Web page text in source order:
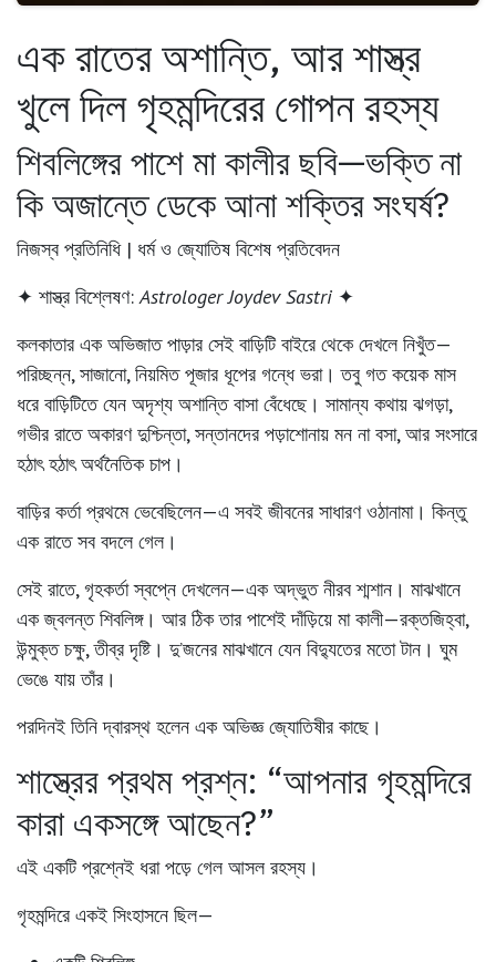
এক রাতের অশান্তি, আর শাস্ত্র
খুলে দিল গৃহমন্দিরের গোপন রহস্য
শিবলিঙ্গের পাশে মা কালীর ছবি—ভক্তি না
কি অজান্তে ডেকে আনা শক্তির সংঘর্ষ?
নিজস্ব প্রতিনিধি | ধর্ম ও জ্যোতিষ বিশেষ প্রতিবেদন
✦ শাস্ত্র বিশ্লেষণ: Astrologer Joydev Sastri ✦
কলকাতার এক অভিজাত পাড়ার সেই বাড়িটি বাইরে থেকে দেখলে নিখুঁত—
পরিচ্ছন্ন, সাজানো, নিয়মিত পূজার ধূপের গন্ধে ভরা। তবু গত কয়েক মাস
ধরে বাড়িটিতে যেন অদৃশ্য অশান্তি বাসা বেঁধেছে। সামান্য কথায় ঝগড়া,
গভীর রাতে অকারণ দুশ্চিন্তা, সন্তানদের পড়াশোনায় মন না বসা, আর সংসারে
হঠাৎ হঠাৎ অর্থনৈতিক চাপ।
বাড়ির কর্তা প্রথমে ভেবেছিলেন—এ সবই জীবনের সাধারণ ওঠানামা। কিন্তু
এক রাতে সব বদলে গেল।
সেই রাতে, গৃহকর্তা স্বপ্নে দেখলেন—এক অদ্ভুত নীরব শ্মশান। মাঝখানে
এক জ্বলন্ত শিবলিঙ্গ। আর ঠিক তার পাশেই দাঁড়িয়ে মা কালী—রক্তজিহ্বা,
উন্মুক্ত চক্ষু, তীব্র দৃষ্টি। দু’জনের মাঝখানে যেন বিদ্যুতের মতো টান। ঘুম
ভেঙে যায় তাঁর।
পরদিনই তিনি দ্বারস্থ হলেন এক অভিজ্ঞ জ্যোতিষীর কাছে।
শাস্ত্রের প্রথম প্রশ্ন: “আপনার গৃহমন্দিরে
কারা একসঙ্গে আছেন?”
এই একটি প্রশ্নেই ধরা পড়ে গেল আসল রহস্য।
গৃহমন্দিরে একই সিংহাসনে ছিল—